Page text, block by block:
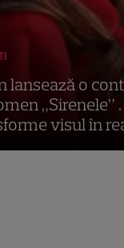
lansează o
„Sirenele”
visul în